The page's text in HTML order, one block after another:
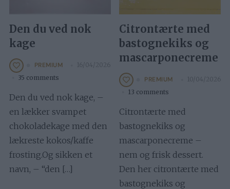
Den du ved nok
kage
PREMIUM
16/04/2026
35 comments
Den du ved nok kage, –
en lækker svampet
chokoladekage med den
lækreste kokos/kaffe
frosting.Og sikken et
navn, – “den […]
Citrontærte med
bastognekiks og
mascarponecreme
PREMIUM
10/04/2026
13 comments
Citrontærte med
bastognekiks og
mascarponecreme –
nem og frisk dessert.
Den her citrontærte med
bastognekiks og